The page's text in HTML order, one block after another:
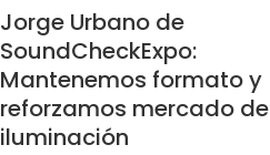
Jorge Urbano de
SoundCheckExpo:
Mantenemos formato y
reforzamos mercado de
iluminación